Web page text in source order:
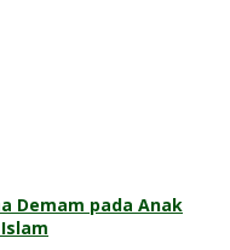
Demam pada Anak